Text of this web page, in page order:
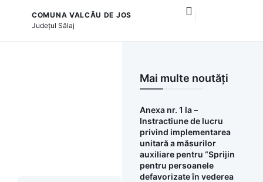
COMUNA VALCĂU DE JOS
Județul Sălaj
Mai multe noutăți
Anexa nr. 1 la –
Instractiune de lucru
privind implementarea
unitară a măsurilor
auxiliare pentru “Sprijin
pentru persoanele
defavorizate în vederea